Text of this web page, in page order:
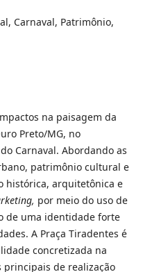
Carnaval, Patrimônio,
na paisagem da
Preto/MG, no
Carnaval. Abordando as
patrimônio cultural e
histórica, arquitetônica e
por meio do uso de
de uma identidade forte
A Praça Tiradentes é
concretizada na
principais de realização